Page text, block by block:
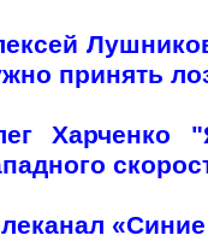
принять
Харченко